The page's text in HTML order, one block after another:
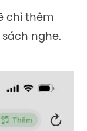
chỉ thêm
nghe.